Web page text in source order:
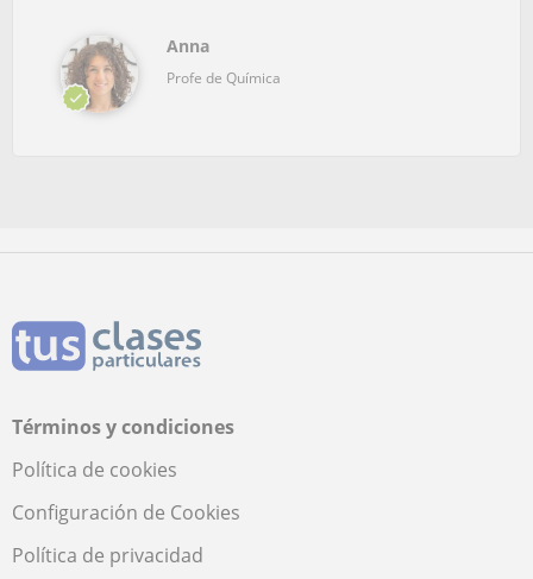
Anna
Profe de Química
Términos y condiciones
Política de cookies
Configuración de Cookies
Política de privacidad